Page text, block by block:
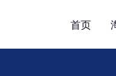
首页